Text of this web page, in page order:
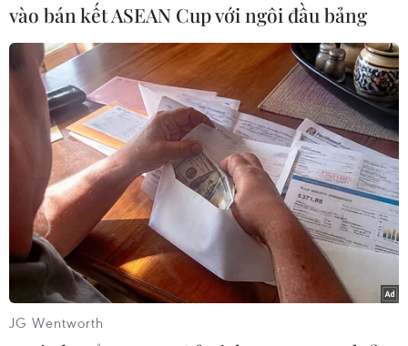
(Vietnam+)
vào bán kết ASEAN Cup với ngôi đầu bảng
JG Wentworth